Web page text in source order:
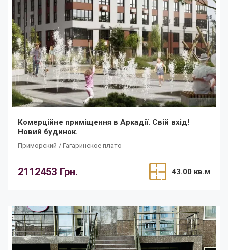
Комерційне приміщення в Аркадії. Свій вхід!
Новий будинок.
Приморский / Гагаринское плато
2112453 Грн. 43.00 кв.м